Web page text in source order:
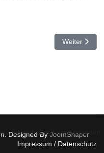
Nächster
Weiter
Designed By JoomShaper
Impressum / Datenschutz
Sie sich damit einverstanden,